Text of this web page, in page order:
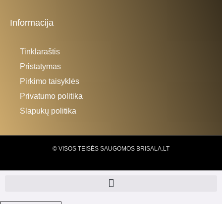
Informacija
Tinklaraštis
Pristatymas
Pirkimo taisyklės
Privatumo politika
Slapukų politika
© VISOS TEISĖS SAUGOMOS BRISALA.LT